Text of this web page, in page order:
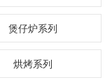
煲仔炉系列
烘烤系列